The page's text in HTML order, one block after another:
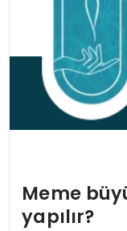
Meme
yapılır?